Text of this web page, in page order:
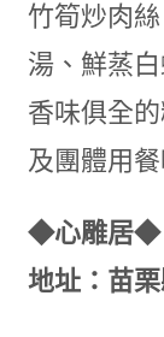
竹筍炒肉
湯、鮮蒸
香味俱全
及團體用餐
◆心雕居◆
地址：苗